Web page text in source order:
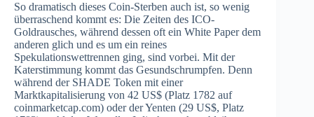
So dramatisch dieses Coin-Sterben auch ist, so wenig
überraschend kommt es: Die Zeiten des ICO-
Goldrausches, während dessen oft ein White Paper dem
anderen glich und es um ein reines
Spekulationswettrennen ging, sind vorbei. Mit der
Katerstimmung kommt das Gesundschrumpfen. Denn
während der SHADE Token mit einer
Marktkapitalisierung von 42 US$ (Platz 1782 auf
coinmarketcap.com) oder der Yenten (29 US$, Platz